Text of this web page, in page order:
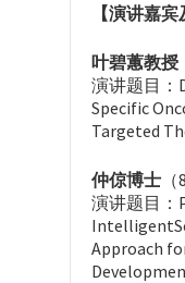
【演讲嘉宾
叶碧蕙教授
演讲题目：
Specific
Targeted
仲倞博士
演讲题目：
Approach